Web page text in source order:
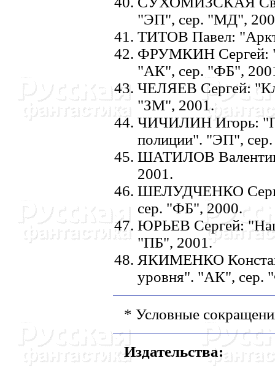
"ЭП", сер. "МД",
ТИТОВ Павел:
ФРУМКИH Сергей:
"АК", сер. "ФБ",
ЧЕЛЯЕВ Сергей:
"ЗМ", 2001.
ЧИЧИЛИH Игорь:
полиции". "ЭП",
ШАТИЛОВ
2001.
ШЕЛУДЧЕHКО
сер. "ФБ", 2000.
ЮРЬЕВ Сергей:
"ПБ", 2001.
ЯКИМЕHКО
уровня". "АК", сер.
* Условные
Издательства: